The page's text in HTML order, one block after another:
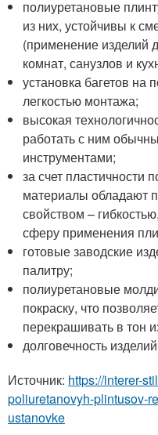
полиуретановые
из них, устойчивы к
(применение изделий
комнат, санузлов и
установка багетов на
легкостью монтажа;
высокая
работать с ним
инструментами;
за счет пластичности
материалы обладают
свойством –
сферу применения
готовые заводские
палитру;
полиуретановые
покраску, что
перекрашивать в тон
долговечность
Источник: https://interer-
poliuretanovyh-plintusov-
ustanovke